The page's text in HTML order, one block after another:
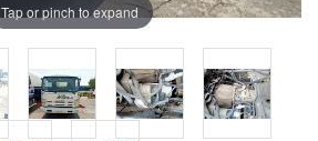
Tap or pinch to expand